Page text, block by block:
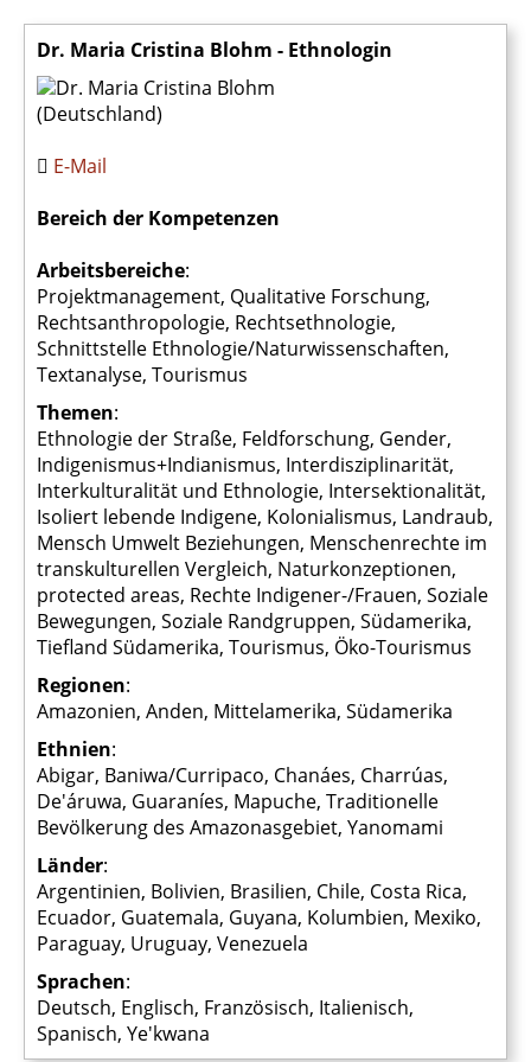
Dr. Maria Cristina Blohm - Ethnologin
Dr. Maria Cristina Blohm
(Deutschland)
E-Mail
Bereich der Kompetenzen
Arbeitsbereiche:
Projektmanagement, Qualitative Forschung,
Rechtsanthropologie, Rechtsethnologie,
Schnittstelle Ethnologie/Naturwissenschaften,
Textanalyse, Tourismus
Themen:
Ethnologie der Straße, Feldforschung, Gender,
Indigenismus+Indianismus, Interdisziplinarität,
Interkulturalität und Ethnologie, Intersektionalität,
Isoliert lebende Indigene, Kolonialismus, Landraub,
Mensch Umwelt Beziehungen, Menschenrechte im
transkulturellen Vergleich, Naturkonzeptionen,
protected areas, Rechte Indigener-/Frauen, Soziale
Bewegungen, Soziale Randgruppen, Südamerika,
Tiefland Südamerika, Tourismus, Öko-Tourismus
Regionen:
Amazonien, Anden, Mittelamerika, Südamerika
Ethnien:
Abigar, Baniwa/Curripaco, Chanáes, Charrúas,
De'áruwa, Guaraníes, Mapuche, Traditionelle
Bevölkerung des Amazonasgebiet, Yanomami
Länder:
Argentinien, Bolivien, Brasilien, Chile, Costa Rica,
Ecuador, Guatemala, Guyana, Kolumbien, Mexiko,
Paraguay, Uruguay, Venezuela
Sprachen:
Deutsch, Englisch, Französisch, Italienisch,
Spanisch, Ye'kwana